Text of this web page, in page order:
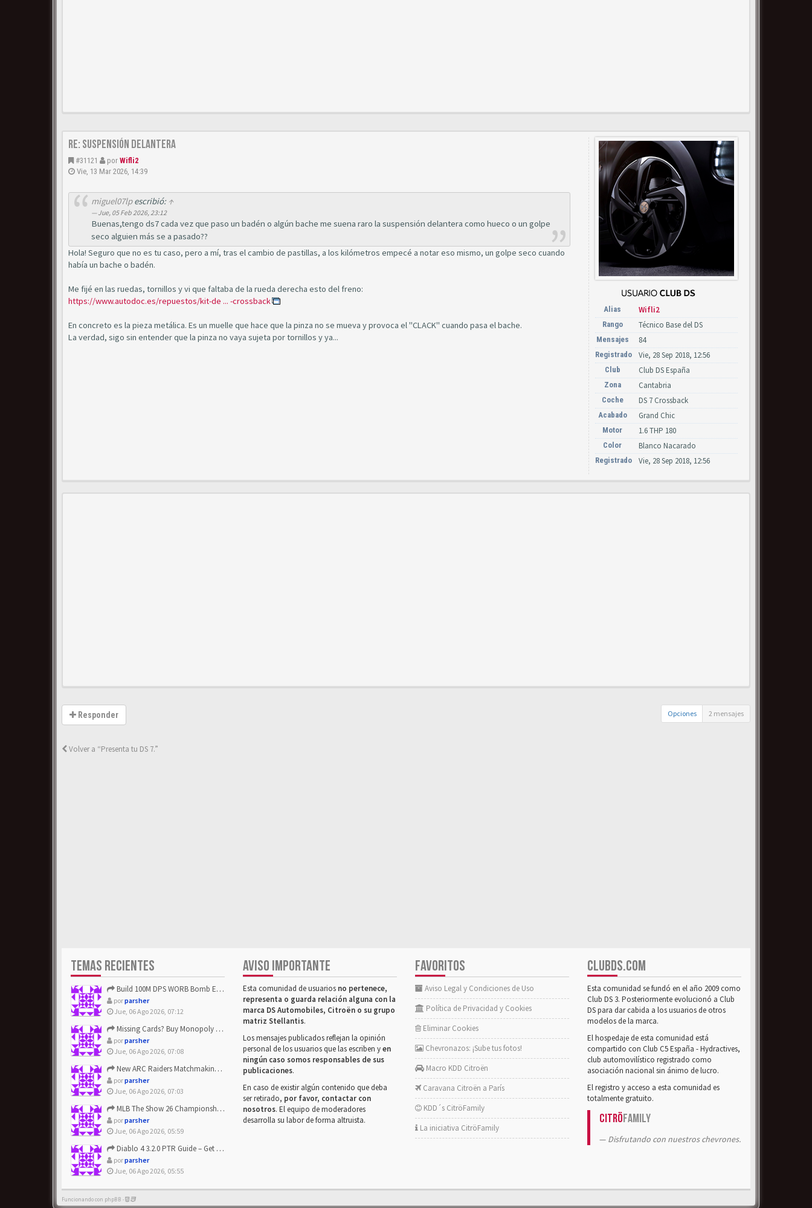
Re: Suspensión delantera
#31121 por Wifli2
Vie, 13 Mar 2026, 14:39
miguel07lpescribió: ↑
Jue, 05 Feb 2026, 23:12
Buenas,tengo ds7 cada vez que paso un badén o algún bache me suena raro la suspensión delantera como hueco o un golpe
seco alguien más se a pasado??
Hola! Seguro que no es tu caso, pero a mí, tras el cambio de pastillas, a los kilómetros empecé a notar eso mismo, un golpe seco cuando
había un bache o badén.
Me fijé en las ruedas, tornillos y vi que faltaba de la rueda derecha esto del freno:
https://www.autodoc.es/repuestos/kit-de ... -crossback
En concreto es la pieza metálica. Es un muelle que hace que la pinza no se mueva y provoca el "CLACK" cuando pasa el bache.
La verdad, sigo sin entender que la pinza no vaya sujeta por tornillos y ya...
Alias Wifli2
Rango Técnico Base del DS
Mensajes 84
Registrado Vie, 28 Sep 2018, 12:56
Club Club DS España
Zona Cantabria
Coche DS 7 Crossback
Acabado Grand Chic
Motor 1.6 THP 180
Color Blanco Nacarado
Registrado Vie, 28 Sep 2018, 12:56
Responder Opciones 2 mensajes
Volver a “Presenta tu DS 7.”
TEMAS RECIENTES
Build 100M DPS WORB Bomb Elementalist Fast - Grab POE Curren...
porparsher
Jue, 06 Ago 2026, 07:12
Missing Cards? Buy Monopoly Go Happy Harvest with Looney Tun...
porparsher
Jue, 06 Ago 2026, 07:08
New ARC Raiders Matchmaking Update: Stop Failed - Grab Bluep...
porparsher
Jue, 06 Ago 2026, 07:03
MLB The Show 26 Championship Series Update! Get Cheap & ...
porparsher
Jue, 06 Ago 2026, 05:59
Diablo 4 3.2.0 PTR Guide – Get 8% Off Items Quickly to Test ...
porparsher
Jue, 06 Ago 2026, 05:55
AVISO IMPORTANTE
Esta comunidad de usuarios no pertenece,
representa o guarda relación alguna con la
marca DS Automobiles, Citroën o su grupo
matriz Stellantis.
Los mensajes publicados reflejan la opinión
personal de los usuarios que las escriben yen
ningún caso somos responsables de sus
publicaciones.
En caso de existir algún contenido que deba
ser retirado, por favor, contactar con
nosotros. El equipo de moderadores
desarrolla su labor de forma altruista.
FAVORITOS
Aviso Legal y Condiciones de Uso
Política de Privacidad y Cookies
Eliminar Cookies
Chevronazos: ¡Sube tus fotos!
Macro KDD Citroën
Caravana Citroën a París
KDD´s CitröFamily
La iniciativa CitröFamily
CLUBDS.COM
Esta comunidad se fundó en el año 2009 como
Club DS 3. Posteriormente evolucionó a Club
DS para dar cabida a los usuarios de otros
modelos de la marca.
El hospedaje de esta comunidad está
compartido con Club C5 España - Hydractives,
club automovilístico registrado como
asociación nacional sin ánimo de lucro.
El registro y acceso a esta comunidad es
totalmente gratuito.
CitröFamily
Disfrutando con nuestros chevrones.
Funcionando con phpBB -